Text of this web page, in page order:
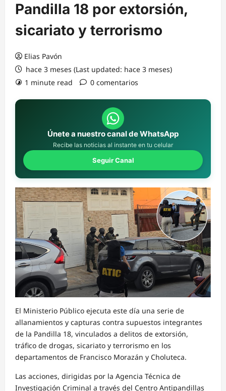
Pandilla 18 por extorsión,
sicariato y terrorismo
Elias Pavón
hace 3 meses (Last updated: hace 3 meses)
1 minute read
0 comentarios
Únete a nuestro canal de WhatsApp
Recibe las noticias al instante en tu celular
Seguir Canal
El Ministerio Público ejecuta este día una serie de
allanamientos y capturas contra supuestos integrantes
de la Pandilla 18, vinculados a delitos de extorsión,
tráfico de drogas, sicariato y terrorismo en los
departamentos de Francisco Morazán y Choluteca.
Las acciones, dirigidas por la Agencia Técnica de
Investigación Criminal a través del Centro Antipandillas